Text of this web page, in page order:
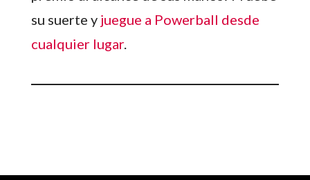
su suerte y juegue a Powerball desde
cualquier lugar.